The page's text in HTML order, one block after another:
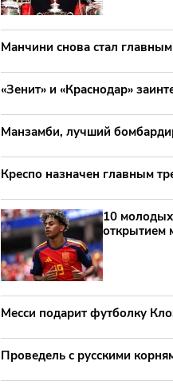
Манчини снова стал
«Зенит» и «Краснодар»
Манзамби, лучший
Креспо назначен главным
10 молодых
открытием
Месси подарит футболку
Проведель с русскими